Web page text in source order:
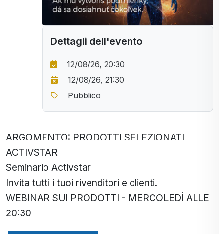
Dettagli dell'evento
12/08/26, 20:30
12/08/26, 21:30
Pubblico
ARGOMENTO: PRODOTTI SELEZIONATI
ACTIVSTAR
Seminario Activstar
Invita tutti i tuoi rivenditori e clienti.
WEBINAR SUI PRODOTTI - MERCOLEDÌ ALLE
20:30